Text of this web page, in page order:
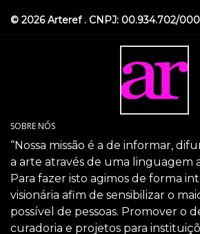
© 2026 Arteref . CNPJ: 00.934.702/
SOBRE NÓS
“Nossa missão é a de informar,
a arte através de uma linguagem
Para fazer isto agimos de forma
visionária afim de sensibilizar o
possível de pessoas. Promover o
curadoria e projetos para